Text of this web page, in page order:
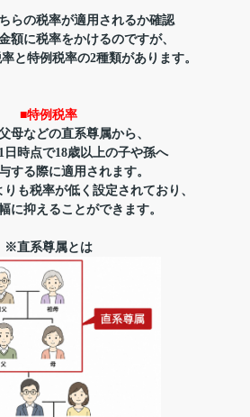
らの税率が適用されるか確認
額に税率をかけるのですが、
と特例税率の2種類があります。
■特例税率
母などの直系尊属から、
日時点で18歳以上の子や孫へ
する際に適用されます。
も税率が低く設定されており、
に抑えることができます。
※直系尊属とは